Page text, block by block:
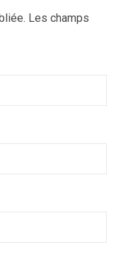
Les champs